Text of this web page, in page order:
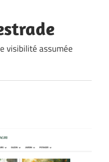
visibilité assumée